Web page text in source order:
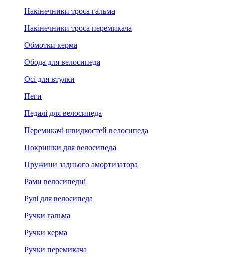
Накінечники троса гальма
Накінечники троса перемикача
Обмотки керма
Обода для велосипеда
Осі для втулки
Пеги
Педалі для велосипеда
Перемикачі швидкостей велосипеда
Покришки для велосипеда
Пружини заднього амортизатора
Рами велосипедні
Рулі для велосипеда
Ручки гальма
Ручки керма
Ручки перемикача